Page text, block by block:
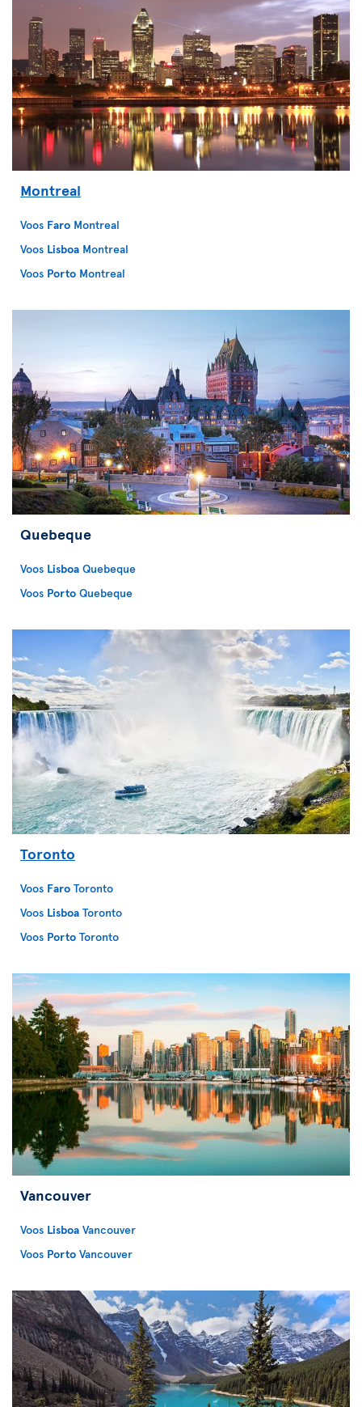
Montreal
Voos Faro Montreal
Voos Lisboa Montreal
Voos Porto Montreal
Quebeque
Voos Lisboa Quebeque
Voos Porto Quebeque
Toronto
Voos Faro Toronto
Voos Lisboa Toronto
Voos Porto Toronto
Vancouver
Voos Lisboa Vancouver
Voos Porto Vancouver